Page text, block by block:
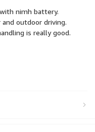
nimh battery.
outdoor driving.
is really good.